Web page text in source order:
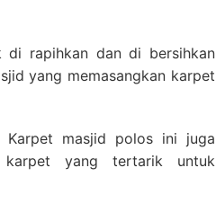
di rapihkan dan di bersihkan
yang memasangkan karpet
Karpet masjid polos ini juga
yang tertarik untuk